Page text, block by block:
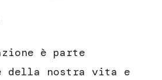
mele
è parte
della nostra vita e